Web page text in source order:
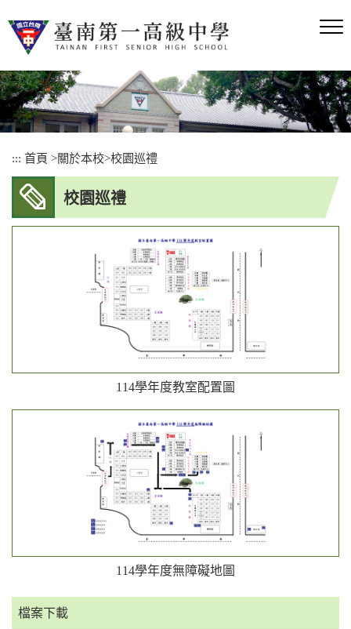
到
內
容
區
塊
::: 首頁 >關於本校>校園巡禮
校園巡禮
114學年度教室配置圖
114學年度無障礙地圖
檔案下載